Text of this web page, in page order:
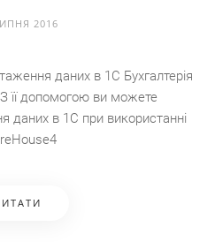
2016
даних в 1С Бухгалтерiя
її допомогою ви можете
даних в 1С при використаннi